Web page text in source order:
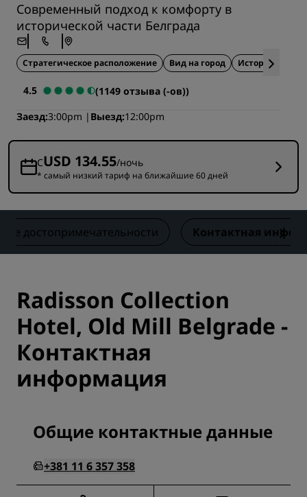
Современный подход к комфорту в
исторической части Белграда
Стратегическое расположение Вид на город Историческое
4.5
(1149 отзыва (-ов))
Заезд 3:00pm Выезд 12:00pm
СUSD 134.55/ночь
* самый низкий тариф на ближайшие 60 дней
достопримечательности Контактная
Radisson Collection
Hotel, Old Mill Belgrade -
Контактная
информация
Общие контактные данные
+381 11 6 357 358